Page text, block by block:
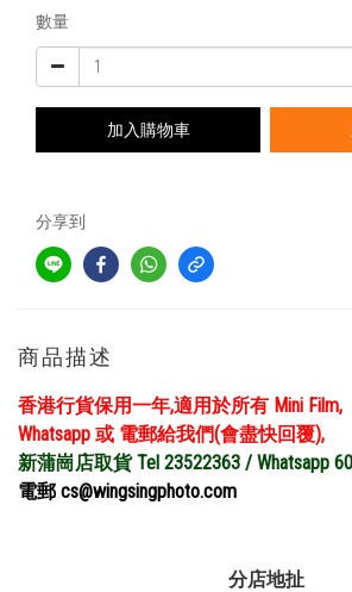
數量
加入購物車
分享到
商品描述
香港行貨保用一年,適用於所有 Mini Film,
Whatsapp 或 電郵給我們(會盡快回覆),
新蒲崗店取貨 Tel 23522363 / Whatsapp
電郵 cs@wingsingphoto.com
分店地扯